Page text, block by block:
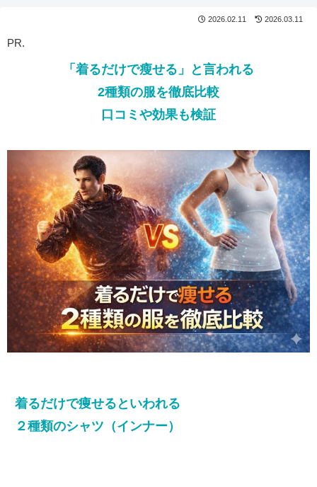
2026.02.11 2026.03.11
PR.
「着るだけで瘦せる」と言われる
2種類の服を徹底比較
口コミや効果も検証
着るだけで痩せるといわれる
２種類のシャツ（インナー）